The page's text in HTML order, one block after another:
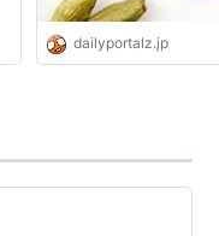
dailyportalz.jp